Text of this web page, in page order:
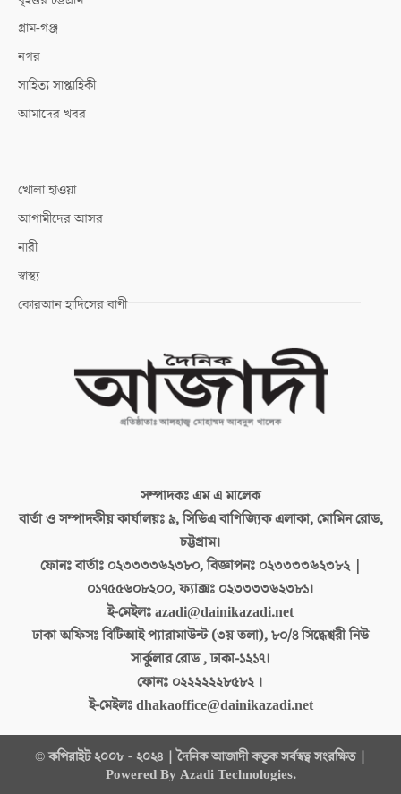
গ্রাম-গঞ্জ
নগর
সাহিত্য সাপ্তাহিকী
আমাদের খবর
খোলা হাওয়া
আগামীদের আসর
নারী
স্বাস্থ্য
কোরআন হাদিসের বাণী
সম্পাদকঃএম এ মালেক
বার্তা ও সম্পাদকীয় কার্যালয়ঃ৯, সিডিএ বাণিজ্যিক এলাকা, মোমিন রোড,
চট্টগ্রাম।
ফোনঃ বার্তাঃ ০২৩৩৩৩৬২৩৮০, বিজ্ঞাপনঃ ০২৩৩৩৩৬২৩৮২ |
০১৭৫৫৬০৮২০০, ফ্যাক্সঃ ০২৩৩৩৩৬২৩৮১।
ই-মেইলঃazadi@dainikazadi.net
ঢাকা অফিসঃবিটিআই প্যারামাউন্ট (৩য় তলা), ৮০/৪ সিদ্ধেশ্বরী নিউ
সার্কুলার রোড , ঢাকা-১২১৭।
ফোনঃ ০২২২২২২৮৫৮২ ।
ই-মেইলঃdhakaoffice@dainikazadi.net
© কপিরাইট ২০০৮ - ২০২৪ | দৈনিক আজাদী কতৃক সর্বস্বত্ব সংরক্ষিত |
Powered By Azadi Technologies.